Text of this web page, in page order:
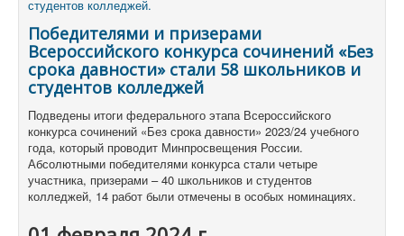
Победителями и призерами
Всероссийского конкурса сочинений «Без
срока давности» стали 58 школьников и
студентов колледжей
Подведены итоги федерального этапа Всероссийского
конкурса сочинений «Без срока давности» 2023/24 учебного
года, который проводит Минпросвещения России.
Абсолютными победителями конкурса стали четыре
участника, призерами – 40 школьников и студентов
колледжей, 14 работ были отмечены в особых номинациях.